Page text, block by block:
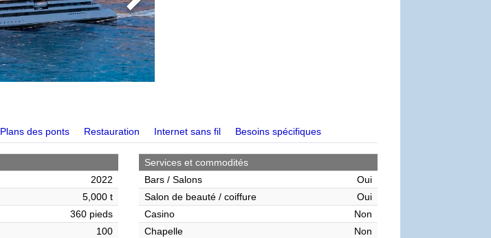
Next
Plans des ponts Restauration Internet sans fil Besoins spécifiques
2022
5,000 t
360 pieds
100
Services et commodités
Bars / Salons
Oui
Salon de beauté / coiffure
Oui
Casino
Non
Chapelle
Non